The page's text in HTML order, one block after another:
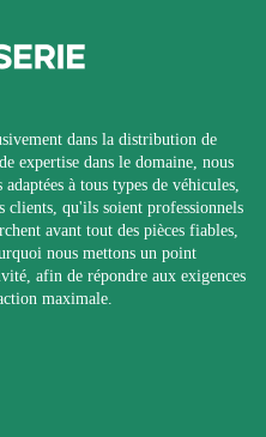
dans la distribution de
expertise dans le domaine, nous
à tous types de véhicules,
clients, qu'ils soient professionnels
avant tout des pièces fiables,
nous mettons un point
afin de répondre aux exigences
maximale.